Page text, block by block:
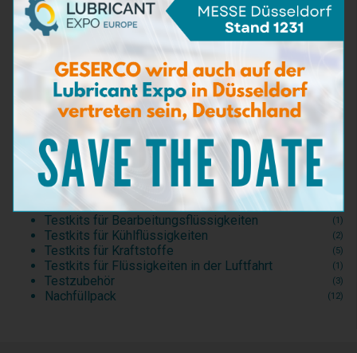
BN - TBN
Partikelverschmutzung
Eisengehalt (4)
Gehalt an unverbrannten Rückständen
Reinigungsvermögen
Dispersionsfähigkeit
Bakterien & Schimmelpilze
Vorhandensein von Meerwasser
Dichte
Flammpunkt
Probenahmesets
Testkits für Motoröle
Testkits für Industrie- und Hydrauliköle
Testkits für Bearbeitungsflüssigkeiten (1)
Testkits für Kühlflüssigkeiten (2)
Testkits für Kraftstoffe (5)
Testkits für Flüssigkeiten in der Luftfahrt (1)
Testzubehör (3)
Nachfüllpack (12)